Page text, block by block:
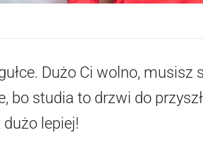
Dużo Ci wolno, musisz
bo studia to drzwi do
lepiej!